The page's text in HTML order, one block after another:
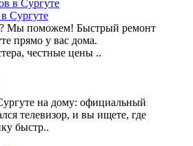
Сургуте
Мы поможем! Быстрый ремонт
прямо у вас дома.
честные цены ..
на дому: официальный
телевизор, и вы ищете, где
быстр..